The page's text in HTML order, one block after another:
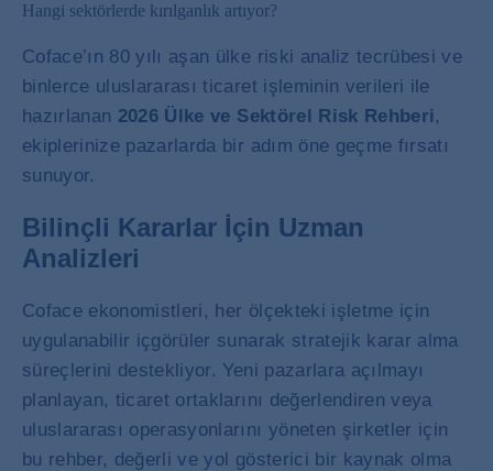
Hangi sektörlerde kırılganlık artıyor?
Coface’ın 80 yılı aşan ülke riski analiz tecrübesi ve
binlerce uluslararası ticaret işleminin verileri ile
hazırlanan 2026 Ülke ve Sektörel Risk Rehberi,
ekiplerinize pazarlarda bir adım öne geçme fırsatı
sunuyor.
Bilinçli Kararlar İçin Uzman
Analizleri
Coface ekonomistleri, her ölçekteki işletme için
uygulanabilir içgörüler sunarak stratejik karar alma
süreçlerini destekliyor. Yeni pazarlara açılmayı
planlayan, ticaret ortaklarını değerlendiren veya
uluslararası operasyonlarını yöneten şirketler için
bu rehber, değerli ve yol gösterici bir kaynak olma